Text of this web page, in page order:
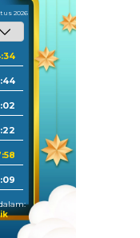
2026